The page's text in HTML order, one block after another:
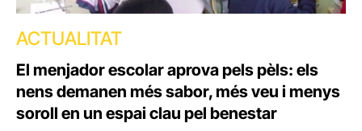
ACTUALITAT
El menjador escolar aprova pels pèls: els
nens demanen més sabor, més veu i menys
soroll en un espai clau pel benestar